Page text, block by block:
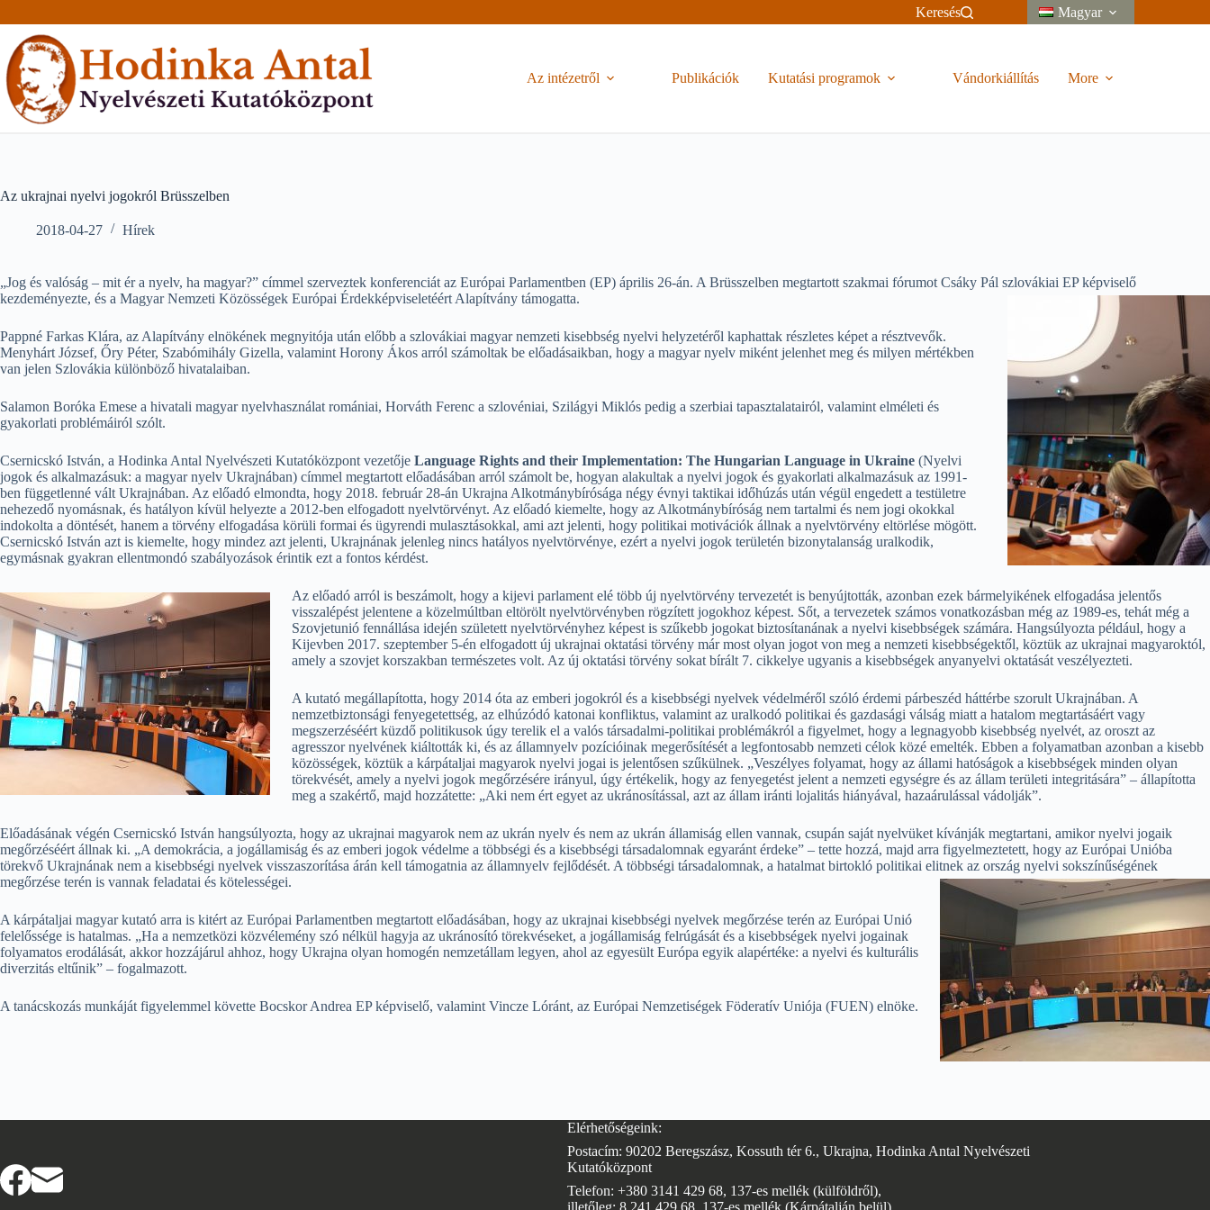
to
content
Keresés Magyar
Az intézetről Publikációk Kutatási programok Vándorkiállítás More
Az ukrajnai nyelvi jogokról Brüsszelben
2018-04-27 Hírek
„Jog és valóság – mit ér a nyelv, ha magyar?” címmel szerveztek konferenciát az Európai Parlamentben (EP) április 26-án. A Brüsszelben megtartott szakmai fórumot Csáky Pál szlovákiai EP képviselő
kezdeményezte, és a Magyar Nemzeti Közösségek Európai Érdekképviseletéért Alapítvány támogatta.
Pappné Farkas Klára, az Alapítvány elnökének megnyitója után előbb a szlovákiai magyar nemzeti kisebbség nyelvi helyzetéről kaphattak részletes képet a résztvevők.
Menyhárt József, Őry Péter, Szabómihály Gizella, valamint Horony Ákos arról számoltak be előadásaikban, hogy a magyar nyelv miként jelenhet meg és milyen mértékben
van jelen Szlovákia különböző hivatalaiban.
Salamon Boróka Emese a hivatali magyar nyelvhasználat romániai, Horváth Ferenc a szlovéniai, Szilágyi Miklós pedig a szerbiai tapasztalatairól, valamint elméleti és
gyakorlati problémáiról szólt.
Csernicskó István, a Hodinka Antal Nyelvészeti Kutatóközpont vezetője Language Rights and their Implementation: The Hungarian Language in Ukraine (Nyelvi
jogok és alkalmazásuk: a magyar nyelv Ukrajnában) címmel megtartott előadásában arról számolt be, hogyan alakultak a nyelvi jogok és gyakorlati alkalmazásuk az 1991-
ben függetlenné vált Ukrajnában. Az előadó elmondta, hogy 2018. február 28-án Ukrajna Alkotmánybírósága négy évnyi taktikai időhúzás után végül engedett a testületre
nehezedő nyomásnak, és hatályon kívül helyezte a 2012-ben elfogadott nyelvtörvényt. Az előadó kiemelte, hogy az Alkotmánybíróság nem tartalmi és nem jogi okokkal
indokolta a döntését, hanem a törvény elfogadása körüli formai és ügyrendi mulasztásokkal, ami azt jelenti, hogy politikai motivációk állnak a nyelvtörvény eltörlése mögött.
Csernicskó István azt is kiemelte, hogy mindez azt jelenti, Ukrajnának jelenleg nincs hatályos nyelvtörvénye, ezért a nyelvi jogok területén bizonytalanság uralkodik,
egymásnak gyakran ellentmondó szabályozások érintik ezt a fontos kérdést.
Az előadó arról is beszámolt, hogy a kijevi parlament elé több új nyelvtörvény tervezetét is benyújtották, azonban ezek bármelyikének elfogadása jelentős
visszalépést jelentene a közelmúltban eltörölt nyelvtörvényben rögzített jogokhoz képest. Sőt, a tervezetek számos vonatkozásban még az 1989-es, tehát még a
Szovjetunió fennállása idején született nyelvtörvényhez képest is szűkebb jogokat biztosítanának a nyelvi kisebbségek számára. Hangsúlyozta például, hogy a
Kijevben 2017. szeptember 5-én elfogadott új ukrajnai oktatási törvény már most olyan jogot von meg a nemzeti kisebbségektől, köztük az ukrajnai magyaroktól,
amely a szovjet korszakban természetes volt. Az új oktatási törvény sokat bírált 7. cikkelye ugyanis a kisebbségek anyanyelvi oktatását veszélyezteti.
A kutató megállapította, hogy 2014 óta az emberi jogokról és a kisebbségi nyelvek védelméről szóló érdemi párbeszéd háttérbe szorult Ukrajnában. A
nemzetbiztonsági fenyegetettség, az elhúzódó katonai konfliktus, valamint az uralkodó politikai és gazdasági válság miatt a hatalom megtartásáért vagy
megszerzéséért küzdő politikusok úgy terelik el a valós társadalmi-politikai problémákról a figyelmet, hogy a legnagyobb kisebbség nyelvét, az oroszt az
agresszor nyelvének kiáltották ki, és az államnyelv pozícióinak megerősítését a legfontosabb nemzeti célok közé emelték. Ebben a folyamatban azonban a kisebb
közösségek, köztük a kárpátaljai magyarok nyelvi jogai is jelentősen szűkülnek. „Veszélyes folyamat, hogy az állami hatóságok a kisebbségek minden olyan
törekvését, amely a nyelvi jogok megőrzésére irányul, úgy értékelik, hogy az fenyegetést jelent a nemzeti egységre és az állam területi integritására” – állapította
meg a szakértő, majd hozzátette: „Aki nem ért egyet az ukránosítással, azt az állam iránti lojalitás hiányával, hazaárulással vádolják”.
Előadásának végén Csernicskó István hangsúlyozta, hogy az ukrajnai magyarok nem az ukrán nyelv és nem az ukrán államiság ellen vannak, csupán saját nyelvüket kívánják megtartani, amikor nyelvi jogaik
megőrzéséért állnak ki. „A demokrácia, a jogállamiság és az emberi jogok védelme a többségi és a kisebbségi társadalomnak egyaránt érdeke” – tette hozzá, majd arra figyelmeztetett, hogy az Európai Unióba
törekvő Ukrajnának nem a kisebbségi nyelvek visszaszorítása árán kell támogatnia az államnyelv fejlődését. A többségi társadalomnak, a hatalmat birtokló politikai elitnek az ország nyelvi sokszínűségének
megőrzése terén is vannak feladatai és kötelességei.
A kárpátaljai magyar kutató arra is kitért az Európai Parlamentben megtartott előadásában, hogy az ukrajnai kisebbségi nyelvek megőrzése terén az Európai Unió
felelőssége is hatalmas. „Ha a nemzetközi közvélemény szó nélkül hagyja az ukránosító törekvéseket, a jogállamiság felrúgását és a kisebbségek nyelvi jogainak
folyamatos erodálását, akkor hozzájárul ahhoz, hogy Ukrajna olyan homogén nemzetállam legyen, ahol az egyesült Európa egyik alapértéke: a nyelvi és kulturális
diverzitás eltűnik” – fogalmazott.
A tanácskozás munkáját figyelemmel követte Bocskor Andrea EP képviselő, valamint Vincze Lóránt, az Európai Nemzetiségek Föderatív Uniója (FUEN) elnöke.
Elérhetőségeink:
Postacím: 90202 Beregszász, Kossuth tér 6., Ukrajna, Hodinka Antal Nyelvészeti
Kutatóközpont
Telefon: +380 3141 429 68, 137-es mellék (külföldről),
illetőleg: 8 241 429 68, 137-es mellék (Kárpátalján belül)